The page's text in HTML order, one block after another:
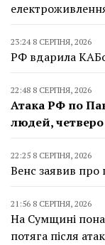
23:24 8 СЕРПНЯ, 2026
РФ вдарила
22:48 8 СЕРПНЯ, 2026
Атака РФ по
людей, четверо
22:25 8 СЕРПНЯ, 2026
Венс заявив про
21:56 8 СЕРПНЯ, 2026
На Сумщині
потяга після